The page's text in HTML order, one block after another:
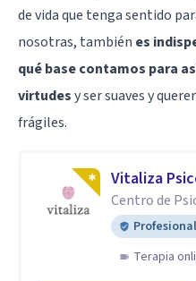
de vida que tenga sentido
nosotras, también es
qué base contamos para
virtudesy ser suaves y
frágiles.
Vitaliza
Centro de
Terapia